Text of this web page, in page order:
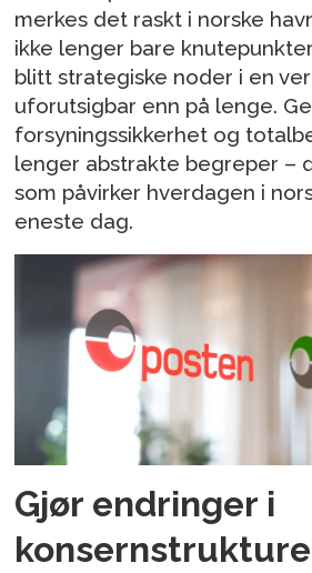
merkes det raskt i norske
ikke lenger bare
blitt strategiske noder i en
uforutsigbar enn på lenge.
forsyningssikkerhet og
lenger abstrakte begreper –
som påvirker hverdagen i
eneste dag.
Gjør endringer i